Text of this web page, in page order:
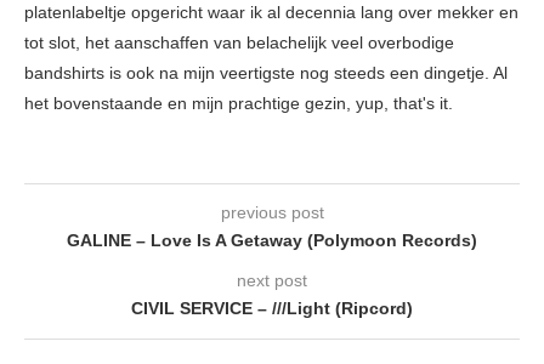
platenlabeltje opgericht waar ik al decennia lang over mekker en
tot slot, het aanschaffen van belachelijk veel overbodige
bandshirts is ook na mijn veertigste nog steeds een dingetje. Al
het bovenstaande en mijn prachtige gezin, yup, that's it.
previous post
GALINE – Love Is A Getaway (Polymoon Records)
next post
CIVIL SERVICE – ///Light (Ripcord)